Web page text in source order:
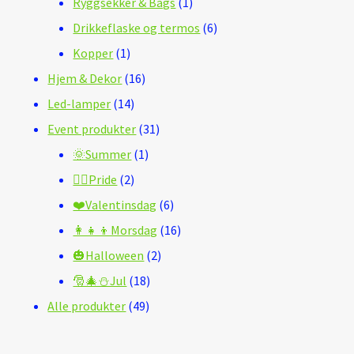
produkt
Drikkeflaske og termos 66
Kopper 11
produkt
Hjem & Dekor 1616
Led-lamper 1414
produkter
Event produkter 3131
🌞Summer 11
🏳️‍🌈Pride 22
produkter
❤️Valentinsdag 66
produkter
👩‍👧‍👦Morsdag 1616
🎃Halloween 22
🎅🎄⛄Jul 1818
produkter
Alle produkter 4949